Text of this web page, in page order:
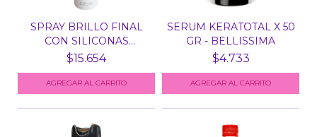
SPRAY BRILLO FINAL
CON SILICONAS
OPCION...
$15.654
SERUM KERATOTAL X 50
GR - BELLISSIMA
$4.733